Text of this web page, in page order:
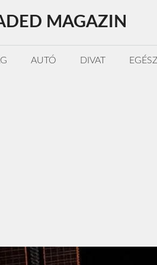
MAGAZIN
AUTÓ DIVAT